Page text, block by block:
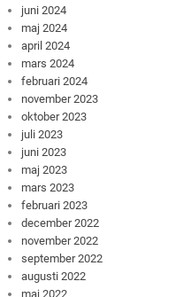
juni 2024
maj 2024
april 2024
mars 2024
februari 2024
november 2023
oktober 2023
juli 2023
juni 2023
maj 2023
mars 2023
februari 2023
december 2022
november 2022
september 2022
augusti 2022
maj 2022